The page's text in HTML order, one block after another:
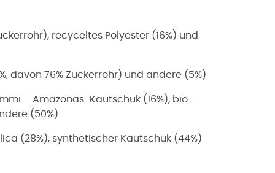
recyceltes Polyester (16%) und
davon 76% Zuckerrohr) und andere (5%)
– Amazonas-Kautschuk (16%), bio-
(50%)
(28%), synthetischer Kautschuk (44%)